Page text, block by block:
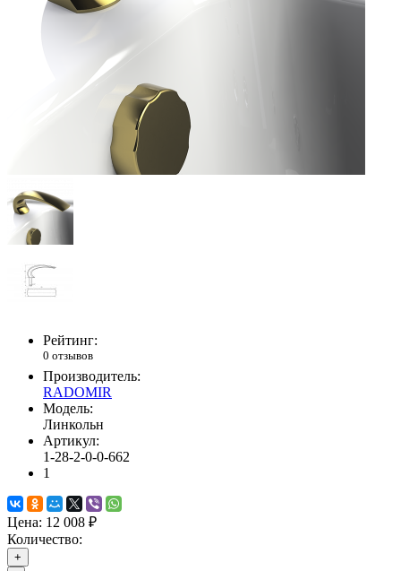
Рейтинг:
0 отзывов
Производитель:
RADOMIR
Модель:
Линкольн
Артикул:
1-28-2-0-0-662
1
Цена: 12 008 ₽
Количество:
+